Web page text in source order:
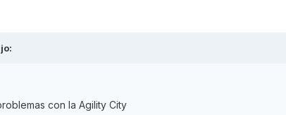
con la Agility City